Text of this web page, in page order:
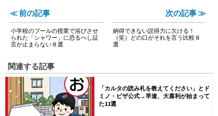
≪ 前の記事
小学校のプールの授業で浴びさせ
られた「シャワー」に恐るべし証
言が止まらない８選
次の記事 ≫
納得できない説得力に欠ける！
（笑）どの口がそれを言う比較８
選
関連する記事
「カルタの読み札を教えてください」とド
ミノ・ピザ公式→早速、大喜利が始まって
た11選